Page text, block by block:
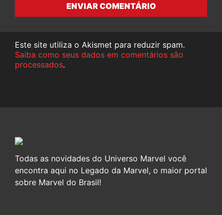
ENVIAR COMENTÁRIO
Este site utiliza o Akismet para reduzir spam.
Saiba como seus dados em comentários são
processados.
Todas as novidades do Universo Marvel você
encontra aqui no Legado da Marvel, o maior portal
sobre Marvel do Brasil!